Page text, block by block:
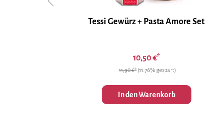
Tessi Gewürz + Pasta Amore Set
10,50 €*
11,90 €* (11.76% gespart)
In den Warenkorb